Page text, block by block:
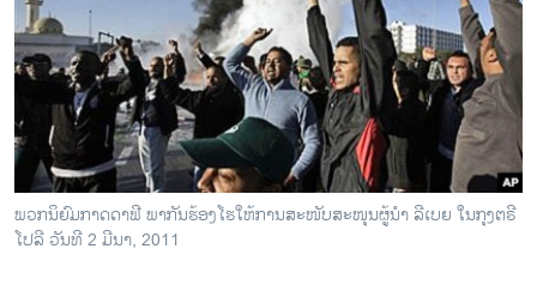
ຊຸມຊົນຊາວລາວ
ວິທະຍາສາດ-ເທັກໂນໂລຈີ
ທຸລະກິດ
ພາສາອັງກິດ
ວີດີໂອ
ສຽງ
ພວກນິຍົມກາດດາຟີ ພາກັນຮ້ອງໂຮໃຫ້ການສະໜັບສະໜຸນຜູ້ນໍາ ລີເບຍ ໃນກຸງຕຣີ
ໂປລີ ວັນທີ 2 ມີນາ, 2011